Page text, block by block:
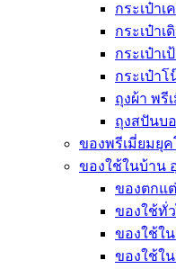
กระเป๋าเ
กระเป๋าเ
กระเป๋าเ
กระเป๋า
ถุงผ้า พรี
ถุงสปันบ
ของพรีเมี่ยมยุค
ของใช้ในบ้าน
ของตกแ
ของใช้ทั่
ของใช้ใ
ของใช้ใ